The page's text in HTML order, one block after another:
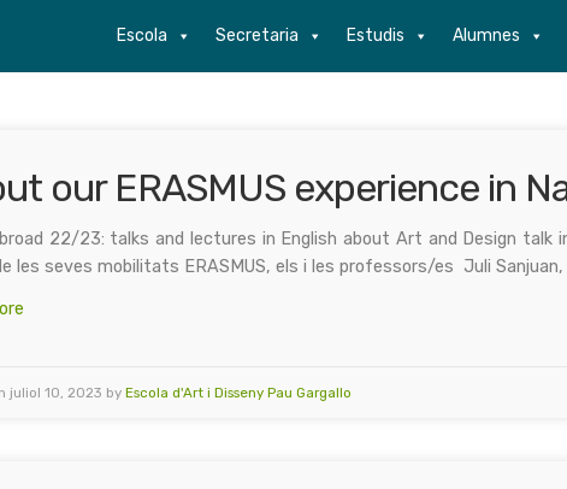
Escola Secretaria Estudis Alumnes
our ERASMUS experience in
22/23: talks and lectures in English about Art and Design talk
les seves mobilitats ERASMUS, els i les professors/es Juli Sanjuan,
juliol 10, 2023 by Escola d'Art i Disseny Pau Gargallo